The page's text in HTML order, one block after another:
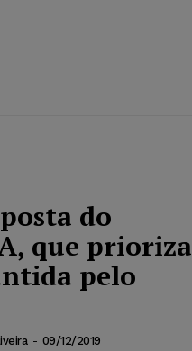
do
que prioriza
pelo
- 09/12/2019